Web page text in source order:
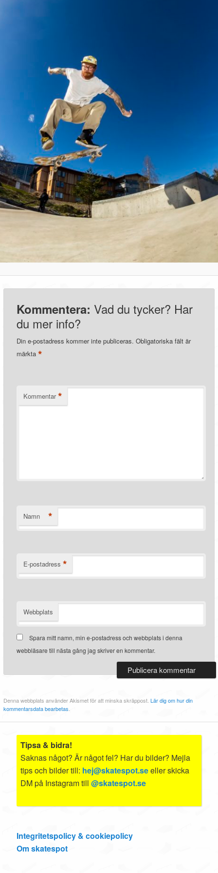
Kommentera: Vad du tycker? Har
du mer info?
Din e-postadress kommer inte publiceras. Obligatoriska fält är
märkta*
Kommentar *
Namn *
E-postadress *
Webbplats
Spara mitt namn, min e-postadress och webbplats i denna
webbläsare till nästa gång jag skriver en kommentar.
Denna webbplats använder Akismet för att minska skräppost.Lär dig om hur din
kommentarsdata bearbetas
Tipsa & bidra!
Saknas något? Är något fel? Har du bilder? Mejla
tips och bilder till: hej@skatespot.seeller skicka
DM på Instagram till@skatespot.se
Integritetspolicy & cookiepolicy
Om skatespot